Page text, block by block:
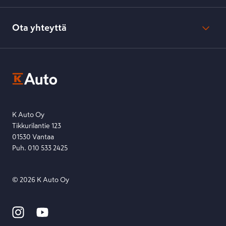
Saavutettavuus
Kesko-konsernin verkkoselailurekisteri
K-Ryhmän evästekäytännöt
Ota yhteyttä
Etsi toimipiste
K Auto Oy
Tikkurilantie 123
01530 Vantaa
Puh. 010 533 2425
© 2026 K Auto Oy